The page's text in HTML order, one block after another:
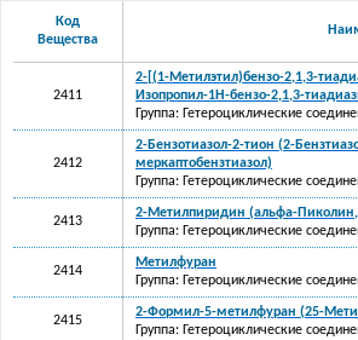
Код
Вещества
2411
2-[(1-Метилэтил)бензо-2,1,3-
Изопропил-1Н-бензо-2,1,3-
Группа: Гетероциклические
2412
2-Бензотиазол-2-тион (2-
меркаптобензтиазол)
Группа: Гетероциклические
2413
2-Метилпиридин (альфа-
Группа: Гетероциклические
2414
Метилфуран
Группа: Гетероциклические
2415
2-Формил-5-метилфуран (25-
Группа: Гетероциклические